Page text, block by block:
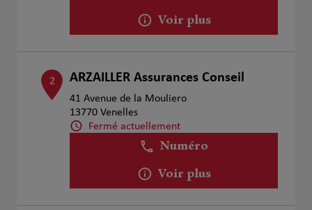
Voir plus
2 ARZAILLER Assurances Conseil
41 Avenue de la Mouliero
13770 Venelles
Fermé actuellement
Numéro
Voir plus